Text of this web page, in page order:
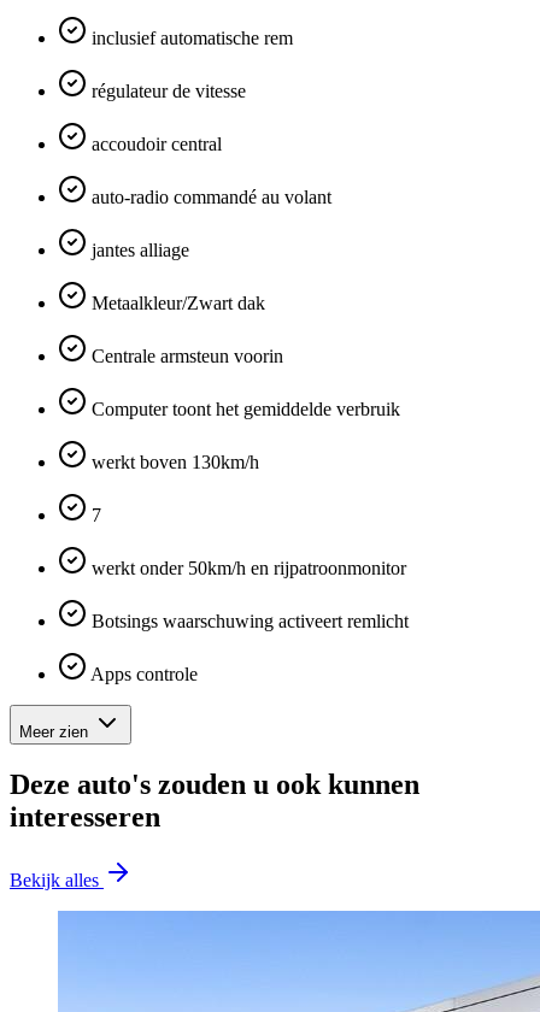
inclusief automatische rem
régulateur de vitesse
accoudoir central
auto-radio commandé au volant
jantes alliage
Metaalkleur/Zwart dak
Centrale armsteun voorin
Computer toont het gemiddelde verbruik
werkt boven 130km/h
7
werkt onder 50km/h en rijpatroonmonitor
Botsings waarschuwing activeert remlicht
Apps controle
Meer zien
Deze auto's zouden u ook kunnen
interesseren
Bekijk alles